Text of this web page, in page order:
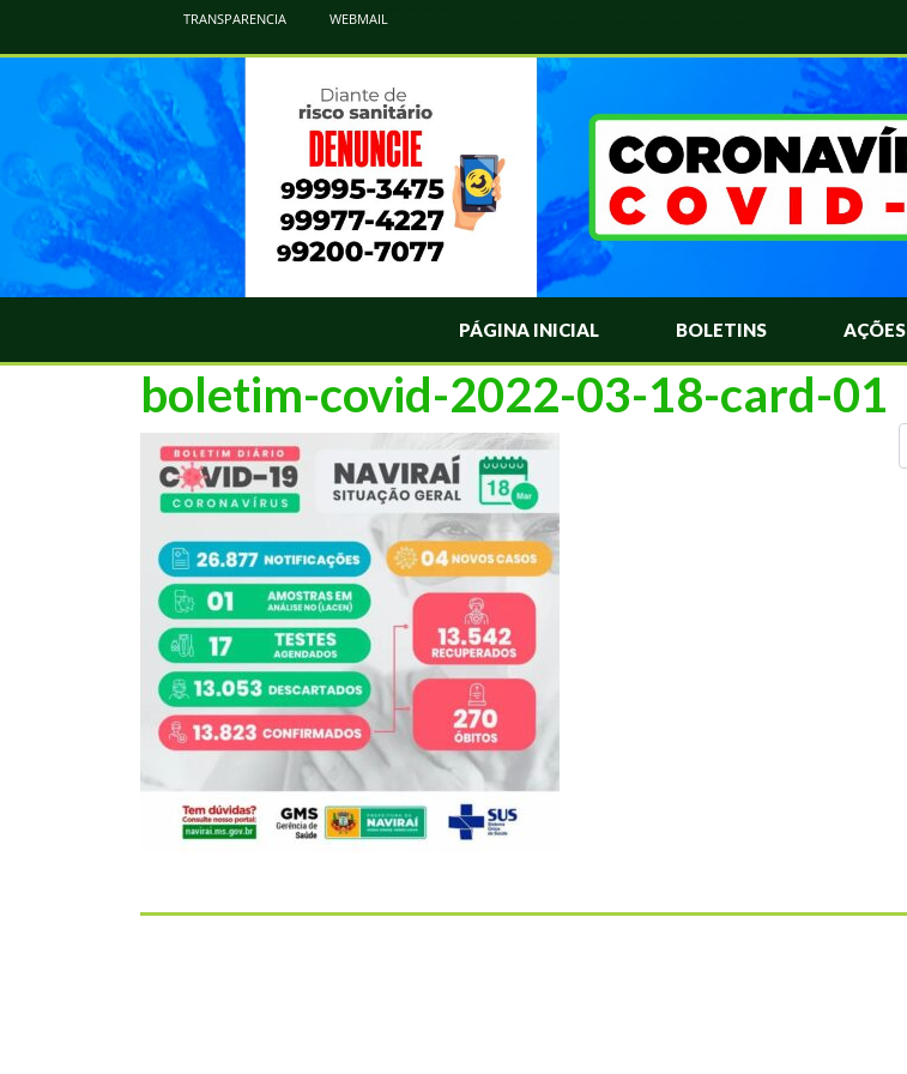
TRANSPARENCIA WEBMAIL
PÁGINA INICIAL BOLETINS AÇÕES
boletim-covid-2022-03-18-card-01